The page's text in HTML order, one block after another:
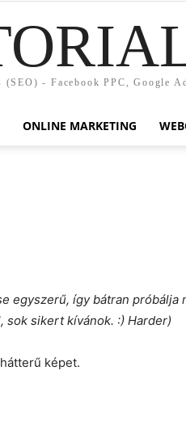
(SEO) - Facebook PPC, Google
ONLINE MARKETING
egyszerű, így bátran próbálja
sok sikert kívánok. :) Harder)
képet.